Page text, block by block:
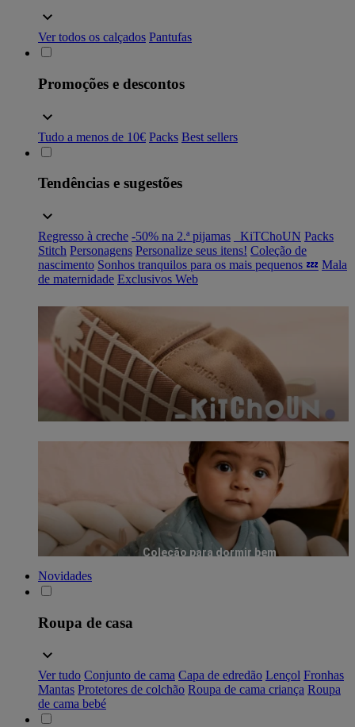
Ver todos os calçados Pantufas
Promoções e descontos
Tudo a menos de 10€ Packs Best sellers
Tendências e sugestões
Regresso à creche -50% na 2.ª pijamas _KiTChoUN Packs
Stitch Personagens Personalize seus itens! Coleção de
nascimento Sonhos tranquilos para os mais pequenos 💤 Mala
de maternidade Exclusivos Web
Coleção para dormir bem
Novidades
Roupa de casa
Ver tudo Conjunto de cama Capa de edredão Lençol Fronhas
Mantas Protetores de colchão Roupa de cama criança Roupa
de cama bebé